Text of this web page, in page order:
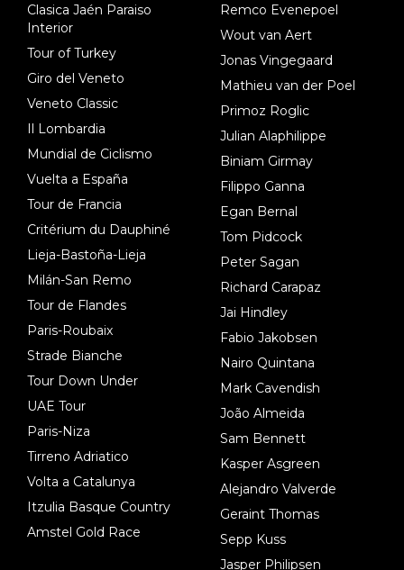
Clasica Jaén Paraiso
Interior
Tour of Turkey
Giro del Veneto
Veneto Classic
Il Lombardia
Mundial de Ciclismo
Vuelta a España
Tour de Francia
Critérium du Dauphiné
Lieja-Bastoña-Lieja
Milán-San Remo
Tour de Flandes
Paris-Roubaix
Strade Bianche
Tour Down Under
UAE Tour
Paris-Niza
Tirreno Adriatico
Volta a Catalunya
Itzulia Basque Country
Amstel Gold Race
Remco Evenepoel
Wout van Aert
Jonas Vingegaard
Mathieu van der Poel
Primoz Roglic
Julian Alaphilippe
Biniam Girmay
Filippo Ganna
Egan Bernal
Tom Pidcock
Peter Sagan
Richard Carapaz
Jai Hindley
Fabio Jakobsen
Nairo Quintana
Mark Cavendish
João Almeida
Sam Bennett
Kasper Asgreen
Alejandro Valverde
Geraint Thomas
Sepp Kuss
Jasper Philipsen